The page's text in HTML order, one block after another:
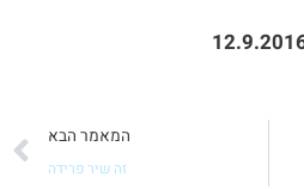
המאמר הבא
זה שיר פרידה